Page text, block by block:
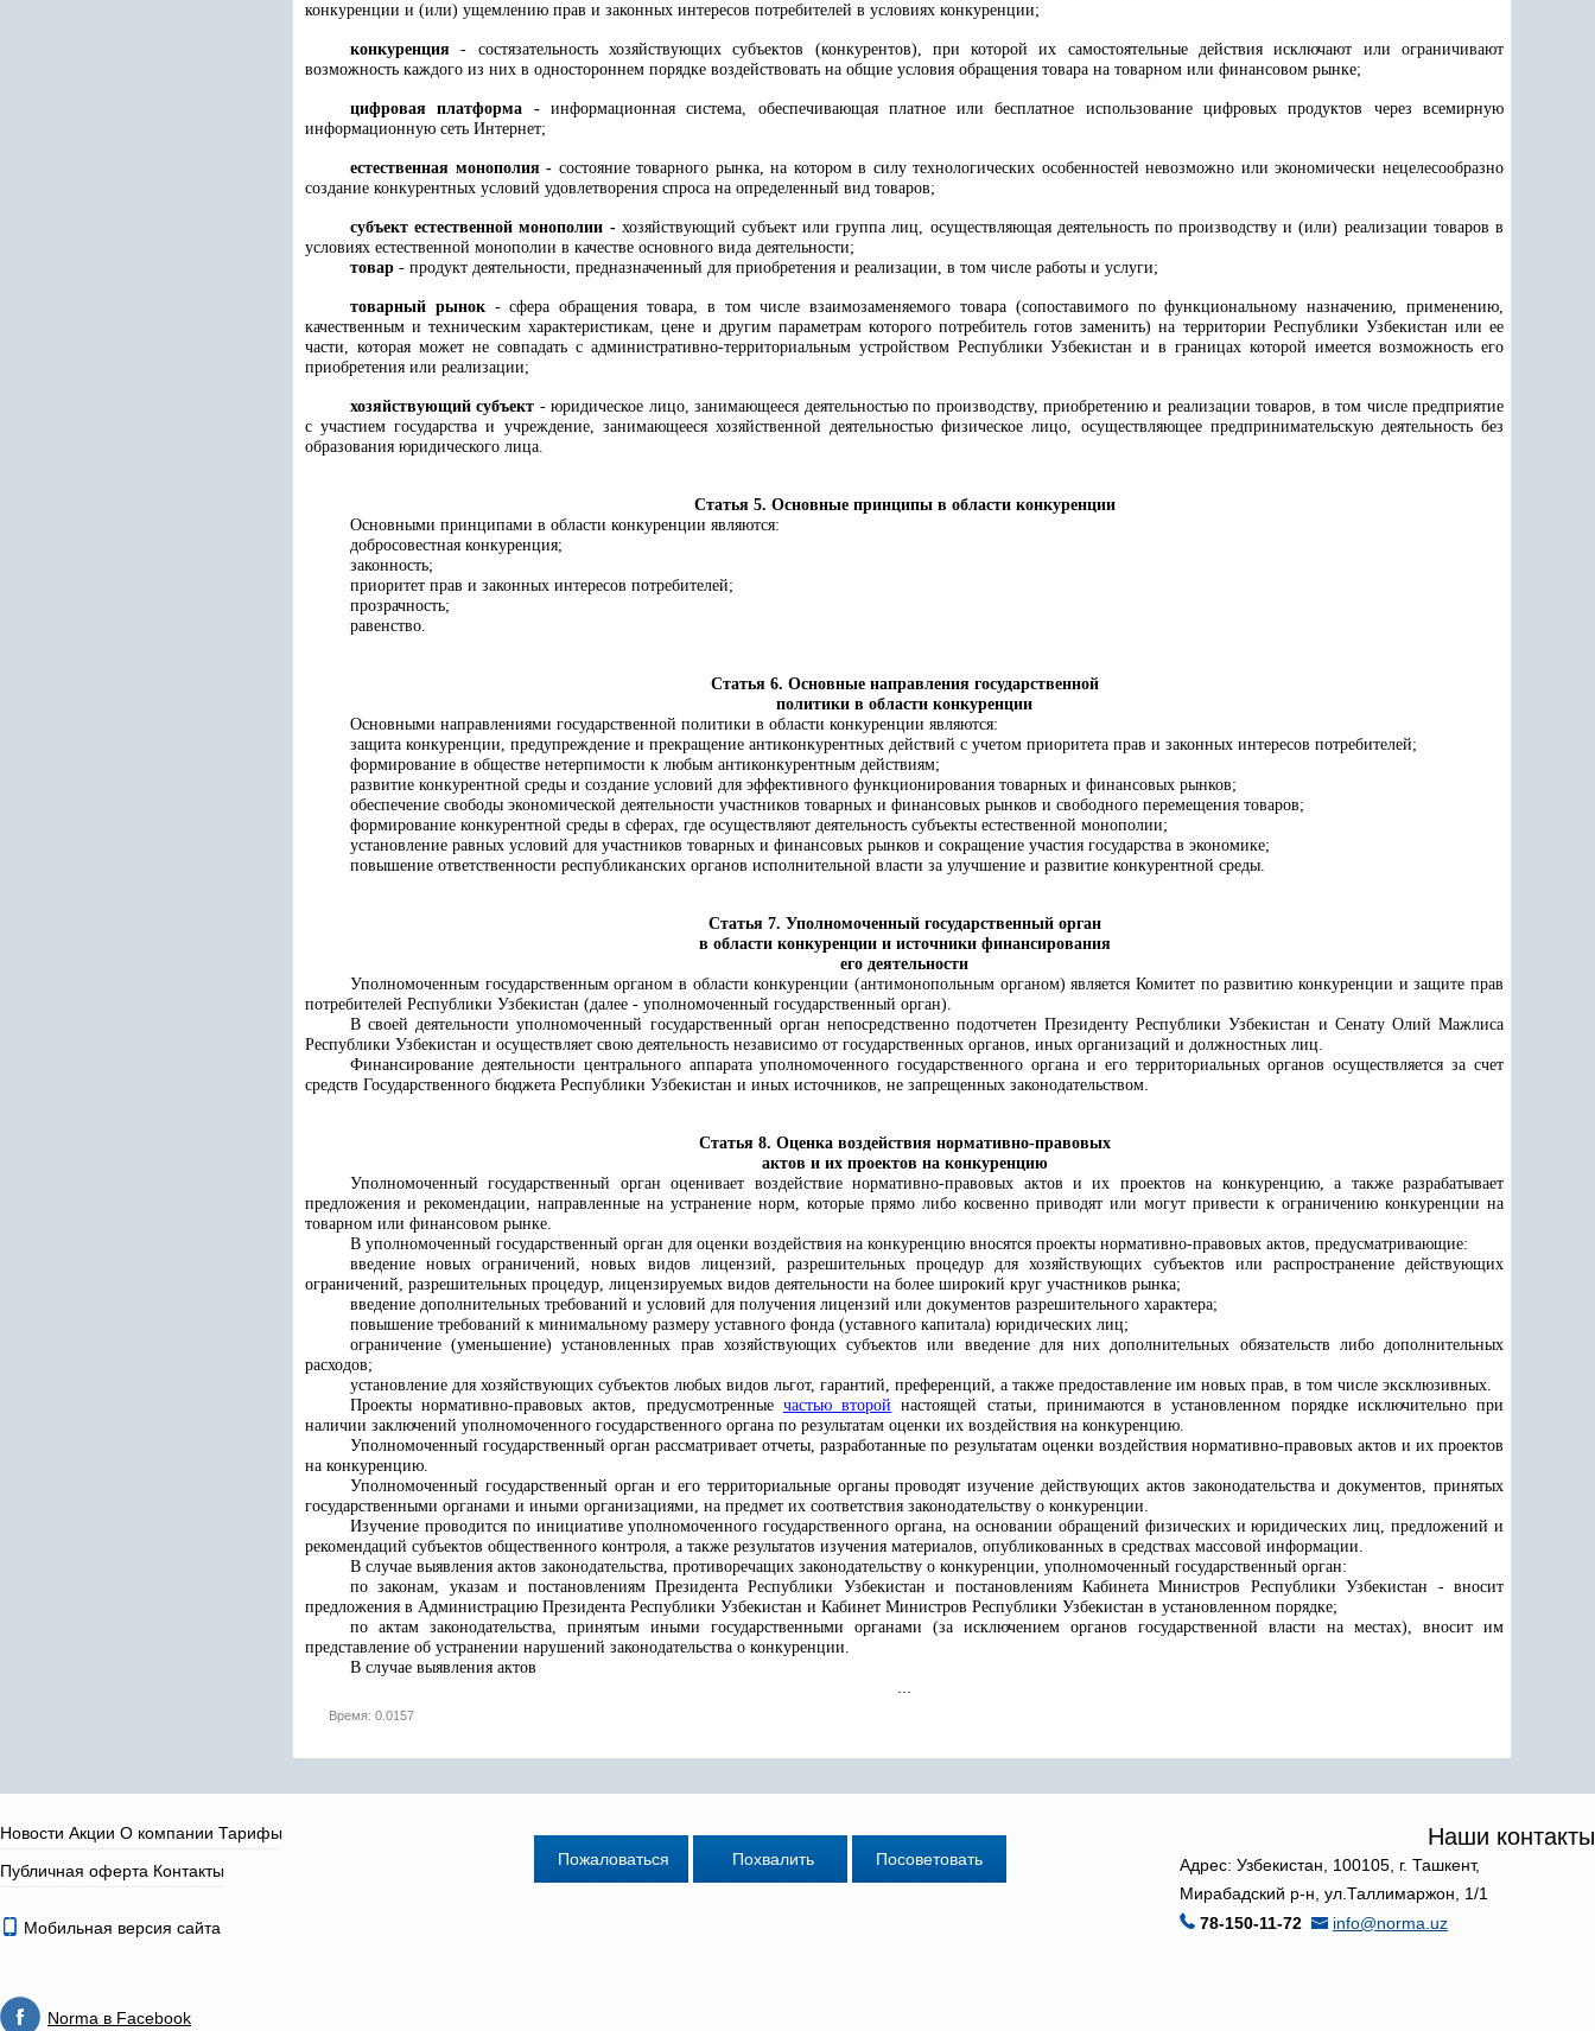
конкуренции и (или) ущемлению прав и законных интересов потребителей в условиях конкуренции;
конкуренция- состязательность хозяйствующих субъектов (конкурентов), при которой их самостоятельные действия исключают или ограничивают
возможность каждого из них в одностороннем порядке воздействовать на общие условия обращения товара на товарном или финансовом рынке;
цифровая платформа - информационная система, обеспечивающая платное или бесплатное использование цифровых продуктов через всемирную
информационную сеть Интернет;
естественная монополия - состояние товарного рынка, на котором в силу технологических особенностей невозможно или экономически нецелесообразно
создание конкурентных условий удовлетворения спроса на определенный вид товаров;
субъект естественной монополии - хозяйствующий субъект или группа лиц, осуществляющая деятельность по производству и (или) реализации товаров в
условиях естественной монополии в качестве основного вида деятельности;
товар - продукт деятельности, предназначенный для приобретения и реализации, в том числе работы и услуги;
товарный рынок- сфера обращения товара, в том числе взаимозаменяемого товара (сопоставимого по функциональному назначению, применению,
качественным и техническим характеристикам, цене и другим параметрам которого потребитель готов заменить) на территории Республики Узбекистан или ее
части, которая может не совпадать с административно-территориальным устройством Республики Узбекистан и в границах которой имеется возможность его
приобретения или реализации;
хозяйствующий субъект - юридическое лицо, занимающееся деятельностью по производству, приобретению и реализации товаров, в том числе предприятие
с участием государства и учреждение, занимающееся хозяйственной деятельностью физическое лицо, осуществляющее предпринимательскую деятельность без
образования юридического лица.
Статья 5. Основные принципы в области конкуренции
Основными принципами в области конкуренции являются:
добросовестная конкуренция;
законность;
приоритет прав и законных интересов потребителей;
прозрачность;
равенство.
Статья 6. Основные направления государственной
политики в области конкуренции
Основными направлениями государственной политики в области конкуренции являются:
защита конкуренции, предупреждение и прекращение антиконкурентных действий с учетом приоритета прав и законных интересов потребителей;
формирование в обществе нетерпимости к любым антиконкурентным действиям;
развитие конкурентной среды и создание условий для эффективного функционирования товарных и финансовых рынков;
обеспечение свободы экономической деятельности участников товарных и финансовых рынков и свободного перемещения товаров;
формирование конкурентной среды в сферах, где осуществляют деятельность субъекты естественной монополии;
установление равных условий для участников товарных и финансовых рынков и сокращение участия государства в экономике;
повышение ответственности республиканских органов исполнительной власти за улучшение и развитие конкурентной среды.
Статья 7. Уполномоченный государственный орган
в области конкуренции и источники финансирования
его деятельности
Уполномоченным государственным органом в области конкуренции (антимонопольным органом) является Комитет по развитию конкуренции и защите прав
потребителей Республики Узбекистан (далее - уполномоченный государственный орган).
В своей деятельности уполномоченный государственный орган непосредственно подотчетен Президенту Республики Узбекистан и Сенату Олий Мажлиса
Республики Узбекистан и осуществляет свою деятельность независимо от государственных органов, иных организаций и должностных лиц.
Финансирование деятельности центрального аппарата уполномоченного государственного органа и его территориальных органов осуществляется за счет
средств Государственного бюджета Республики Узбекистан и иных источников, не запрещенных законодательством.
Статья 8. Оценка воздействия нормативно-правовых
актов и их проектов на конкуренцию
Уполномоченный государственный орган оценивает воздействие нормативно-правовых актов и их проектов на конкуренцию, а также разрабатывает
предложения и рекомендации, направленные на устранение норм, которые прямо либо косвенно приводят или могут привести к ограничению конкуренции на
товарном или финансовом рынке.
В уполномоченный государственный орган для оценки воздействия на конкуренцию вносятся проекты нормативно-правовых актов, предусматривающие:
введение новых ограничений, новых видов лицензий, разрешительных процедур для хозяйствующих субъектов или распространение действующих
ограничений, разрешительных процедур, лицензируемых видов деятельности на более широкий круг участников рынка;
введение дополнительных требований и условий для получения лицензий или документов разрешительного характера;
повышение требований к минимальному размеру уставного фонда (уставного капитала) юридических лиц;
ограничение (уменьшение) установленных прав хозяйствующих субъектов или введение для них дополнительных обязательств либо дополнительных
расходов;
установление для хозяйствующих субъектов любых видов льгот, гарантий, преференций, а также предоставление им новых прав, в том числе эксклюзивных.
Проекты нормативно-правовых актов, предусмотренные частью второй настоящей статьи, принимаются в установленном порядке исключительно при
наличии заключений уполномоченного государственного органа по результатам оценки их воздействия на конкуренцию.
Уполномоченный государственный орган рассматривает отчеты, разработанные по результатам оценки воздействия нормативно-правовых актов и их проектов
на конкуренцию.
Уполномоченный государственный орган и его территориальные органы проводят изучение действующих актов законодательства и документов, принятых
государственными органами и иными организациями, на предмет их соответствия законодательству о конкуренции.
Изучение проводится по инициативе уполномоченного государственного органа, на основании обращений физических и юридических лиц, предложений и
рекомендаций субъектов общественного контроля, а также результатов изучения материалов, опубликованных в средствах массовой информации.
В случае выявления актов законодательства, противоречащих законодательству о конкуренции, уполномоченный государственный орган:
по законам, указам и постановлениям Президента Республики Узбекистан и постановлениям Кабинета Министров Республики Узбекистан - вносит
предложения в Администрацию Президента Республики Узбекистан и Кабинет Министров Республики Узбекистан в установленном порядке;
по актам законодательства, принятым иными государственными органами (за исключением органов государственной власти на местах), вносит им
представление об устранении нарушений законодательства о конкуренции.
В случае выявления актов
Время: 0.0157
Новости Акции О компании Тарифы
Публичная оферта Контакты
Наши контакты
Адрес: Узбекистан, 100105, г. Ташкент,
Мирабадский р-н, ул.Таллимаржон, 1/1
78-150-11-72
info@norma.uz
Мобильная версия сайта
Norma в Facebook